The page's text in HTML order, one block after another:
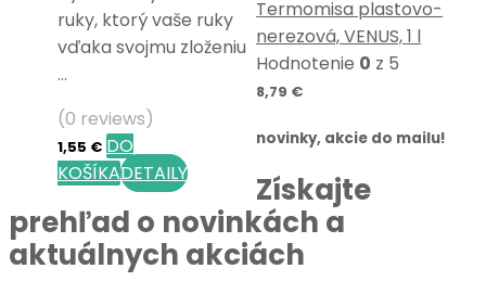
ruky, ktorý vaše ruky
vďaka svojmu zloženiu
…
(0 reviews)
1,55 € DO
KOŠÍKADETAILY
Termomisa plastovo-
nerezová, VENUS, 1 l
Hodnotenie 0 z 5
8,79 €
novinky, akcie do mailu!
Získajte
prehľad o novinkách a
aktuálnych akciách